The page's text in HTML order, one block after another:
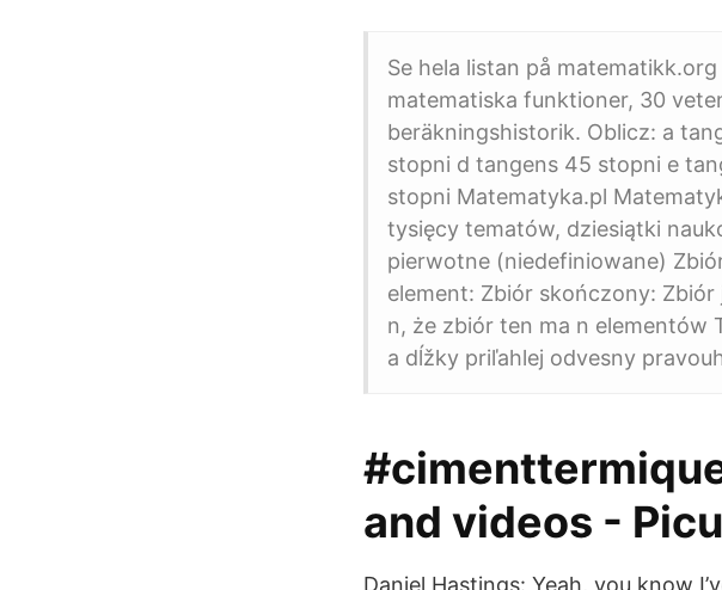
Se hela listan på
matematiska funktioner, 30
beräkningshistorik. Oblicz: a
stopni d tangens 45 stopni e
stopni Matematyka.pl
tysięcy tematów, dziesiątki
pierwotne (niedefiniowane)
element: Zbiór skończony:
n, że zbiór ten ma n elementów
a dĺžky priľahlej odvesny
and videos -
Daniel Hastings: Yeah, you know